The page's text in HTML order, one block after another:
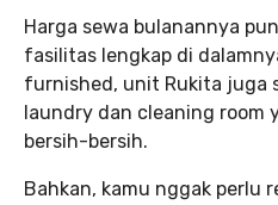
Harga sewa bulanannya
fasilitas lengkap di
furnished, unit Rukita juga
laundry dan cleaning room
bersih-bersih.
Bahkan, kamu nggak perlu